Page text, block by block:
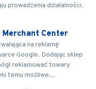
prowadzenia działalności.
Merchant Center
na reklamę
Google. Dodając sklep
reklamować towary
temu możliwe...